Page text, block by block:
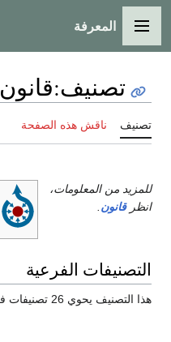
القائمة الرئيسية
المعرفة
تصنيف:قانون
تصنيف ناقش هذه الصفحة
للمزيد من المعلومات،
انظرقانون
التصنيفات الفرعية
هذا التصنيف يحوي 26 تصنيفات فرعية، من إجمالي 26.